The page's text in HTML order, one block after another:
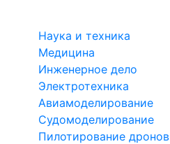
Наука и техника
Медицина
Инженерное дело
Электротехника
Авиамоделирование
Судомоделирование
Пилотирование дронов